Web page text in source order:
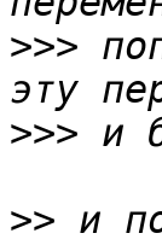
>>>
>>>
>> и